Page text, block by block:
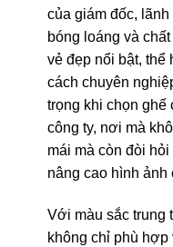
của giám đốc,
bóng loáng và
vẻ đẹp nổi bật, thể
cách chuyên
trọng khi chọn ghế
công ty, nơi mà
mái mà còn đòi
nâng cao hình
Với màu sắc trung
không chỉ phù